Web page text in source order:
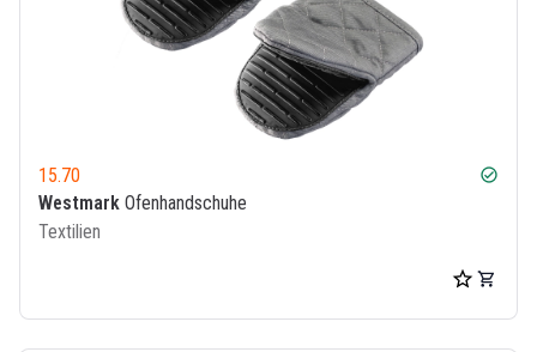
15.70 check_circle
Westmark Ofenhandschuhe
Textilien